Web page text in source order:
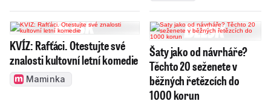
KVÍZ: Rafťáci. Otestujte své
znalosti kultovní letní komedie
Maminka
Šaty jako od návrháře?
Těchto 20 seženete v
běžných řetězcích do
1000 korun